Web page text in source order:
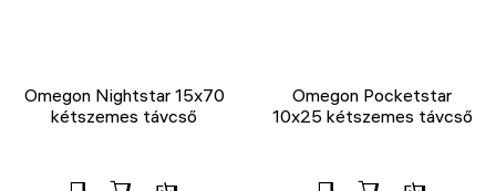
Omegon Nightstar 15x70
kétszemes távcső
Omegon Pocketstar
10x25 kétszemes távcső